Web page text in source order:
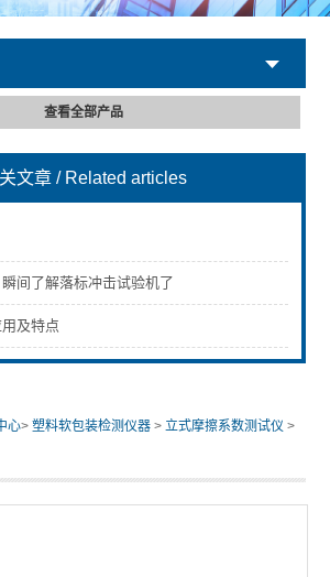
司
查看全部产品
文章 / Related articles
间了解落标冲击试验机了
及特点
心>塑料软包装检测仪器 >立式摩擦系数测试仪 >